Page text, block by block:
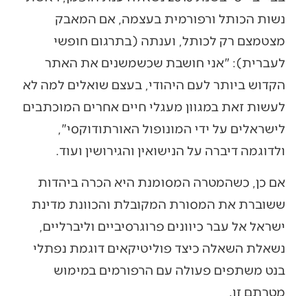
נשות הכותל ורפורמית בעצמה, אם המאבק
מצטמצם רק לכותל, וענתה (בתרגום חופשי
לעברית): "אני חושבת שכשמשנים את האתר
הקדוש ביותר לעם היהודי, בעצם שואלים למה לא
לעשות זאת במגוון מעגלי חיים אחרים המוכתבים
לישראלים על ידי המונופול האורתודוקסי",
ולדוגמה דיברה על הנישואין והגירושין ועוד.
אם כן, כשהמטרה המסומנת היא הכרה ביהדות
ששוברת את המסורת המקובלת והכוונת מדינת
ישראל אל עבר כיוונים פרוגרסיביים וליברליים,
נשאלת השאלה כיצד פוליטיקאים דוגמת נפתלי
בנט משתפים פעולה עם הרפורמים במימוש
מטרתם זו.